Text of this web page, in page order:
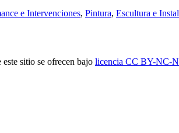
e Intervenciones, Pintura, Escultura e
sitio se ofrecen bajo licencia CC BY-NC-